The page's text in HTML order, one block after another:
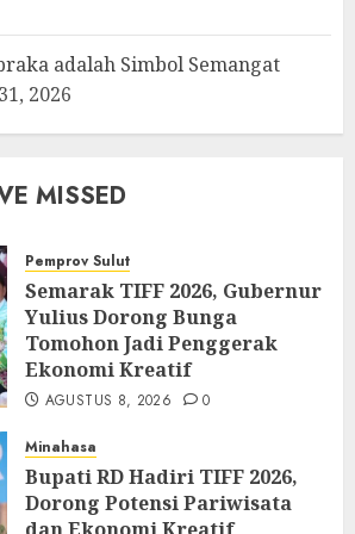
adalah Simbol Semangat
2026
MISSED
Pemprov Sulut
Semarak TIFF 2026, Gubernur
Yulius Dorong Bunga
Tomohon Jadi Penggerak
Ekonomi Kreatif
AGUSTUS 8, 2026 0
Minahasa
Bupati RD Hadiri TIFF 2026,
Dorong Potensi Pariwisata